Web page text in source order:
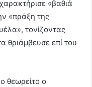
«βαθιά
«πράξη της
τονίζοντας
θριάμβευσε επί του
θεωρείτο ο